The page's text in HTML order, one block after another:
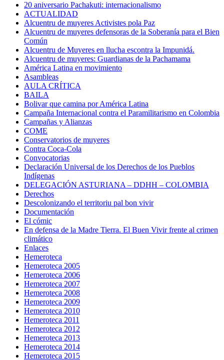
20 aniversario Pachakuti: internacionalismo
ACTUALIDAD
Alcuentru de muyeres Activistes pola Paz
Alcuentru de muyeres defensoras de la Soberanía para el Bien
Común
Alcuentru de Muyeres en llucha escontra la Impunidá.
Alcuentru de muyeres: Guardianas de la Pachamama
América Latina en movimiento
Asambleas
AULA CRÍTICA
BAILA
Bolivar que camina por América Latina
Campaña Internacional contra el Paramilitarismo en Colombia
Campañas y Alianzas
COME
Conservatorios de muyeres
Contra Coca-Cola
Convocatorias
Declaración Universal de los Derechos de los Pueblos
Indígenas
DELEGACIÓN ASTURIANA – DDHH – COLOMBIA
Derechos
Descolonizando el territoriu pal bon vivir
Documentación
El cómic
En defensa de la Madre Tierra. El Buen Vivir frente al crimen
climático
Enlaces
Hemeroteca
Hemeroteca 2005
Hemeroteca 2006
Hemeroteca 2007
Hemeroteca 2008
Hemeroteca 2009
Hemeroteca 2010
Hemeroteca 2011
Hemeroteca 2012
Hemeroteca 2013
Hemeroteca 2014
Hemeroteca 2015